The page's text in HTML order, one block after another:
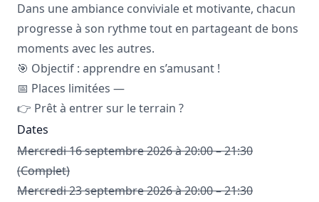
Dans une ambiance conviviale et motivante, chacun
progresse à son rythme tout en partageant de bons
moments avec les autres.
🎯 Objectif : apprendre en s’amusant !
📅 Places limitées —
👉 Prêt à entrer sur le terrain ?
Dates
Mercredi 16 septembre 2026 à 20:00 – 21:30
(Complet)
Mercredi 23 septembre 2026 à 20:00 – 21:30